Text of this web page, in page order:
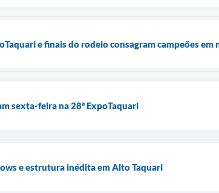
e finais do rodeio consagram campeões
sexta-feira na 28ª ExpoTaquari
e estrutura inédita em Alto Taquari